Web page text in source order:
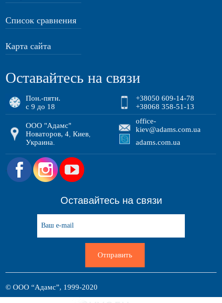
Список сравнения
Карта сайта
Оставайтесь на связи
Пон.-пятн.
с 9 до 18
+38050 609-14-78
+38068 358-51-13
ООО "Адамс"
Новаторов, 4 ,Киев
Украина
office-
kiev@adams.com.ua
adams.com.ua
.
Оставайтесь на связи
Отправить
© ООО “Адамс”, 1999-2020